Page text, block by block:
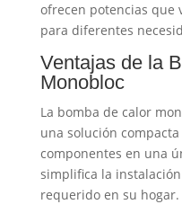
ofrecen potencias que
para diferentes
Ventajas de la
Monobloc
La bomba de calor
una solución
componentes en una
simplifica la
requerido en su hogar.